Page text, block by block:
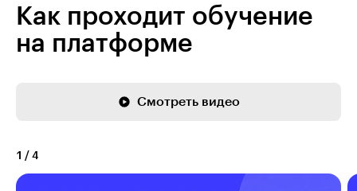
Как проходит обучение
на платформе
Смотреть видео
1 / 4